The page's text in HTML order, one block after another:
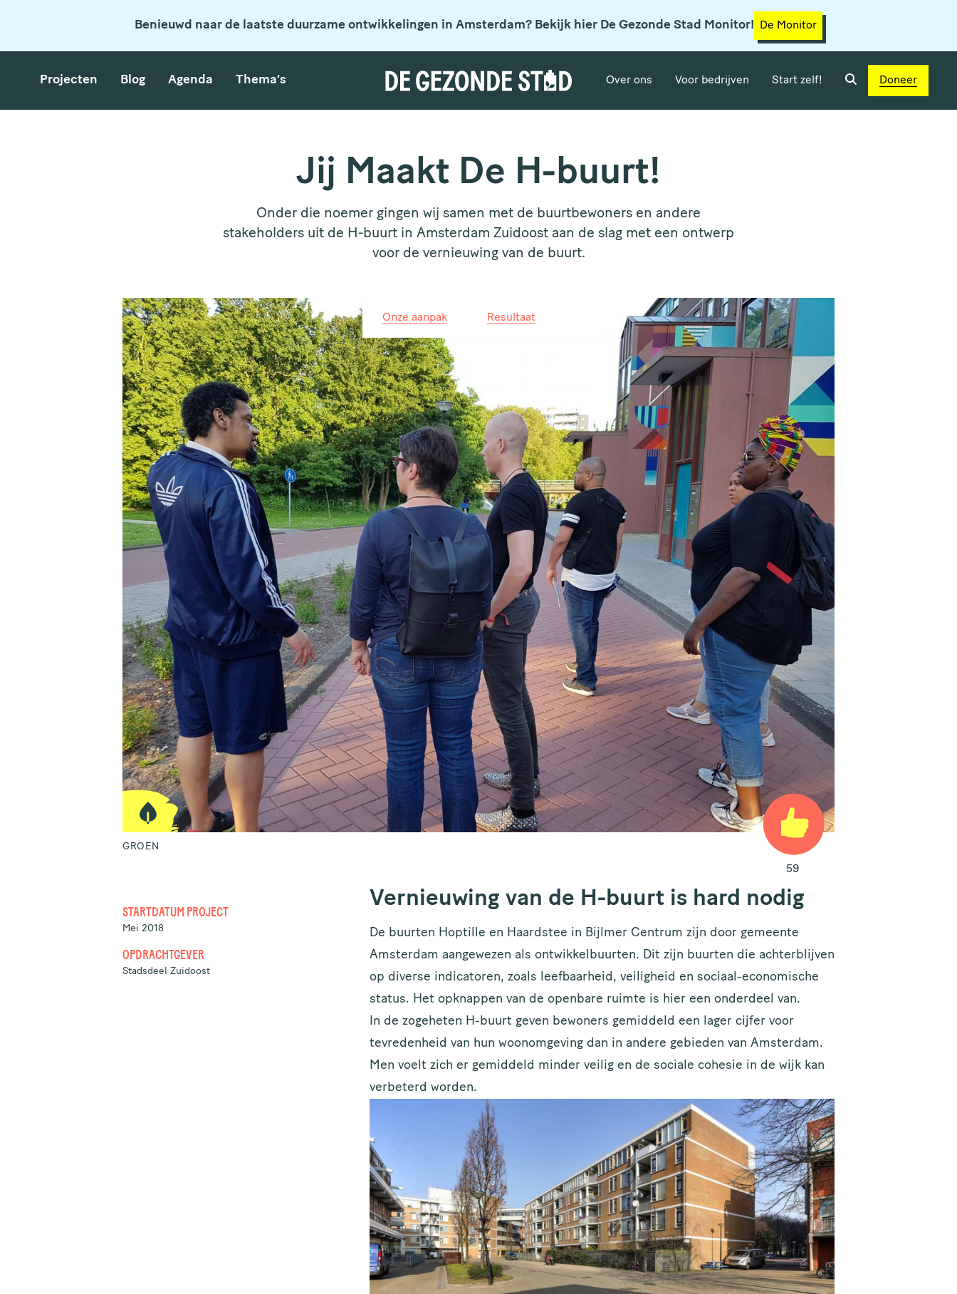
Benieuwd naar de laatste duurzame ontwikkelingen in Amsterdam? Bekijk hier De Gezonde Stad Monitor! De Monitor
Projecten Blog Agenda Thema’s Over ons Voor bedrijven Start zelf! Doneer
Jij Maakt De H-buurt!
Onder die noemer gingen wij samen met de buurtbewoners en andere
stakeholders uit de H-buurt in Amsterdam Zuidoost aan de slag met een ontwerp
voor de vernieuwing van de buurt.
Onze aanpak Resultaat
59
GROEN
Vernieuwing van de H-buurt is hard nodig
De buurten Hoptille en Haardstee in Bijlmer Centrum zijn door gemeente
Amsterdam aangewezen als ontwikkelbuurten. Dit zijn buurten die achterblijven
op diverse indicatoren, zoals leefbaarheid, veiligheid en sociaal-economische
status. Het opknappen van de openbare ruimte is hier een onderdeel van.
In de zogeheten H-buurt geven bewoners gemiddeld een lager cijfer voor
tevredenheid van hun woonomgeving dan in andere gebieden van Amsterdam.
Men voelt zich er gemiddeld minder veilig en de sociale cohesie in de wijk kan
verbeterd worden.
STARTDATUM PROJECT
Mei 2018
OPDRACHTGEVER
Stadsdeel Zuidoost